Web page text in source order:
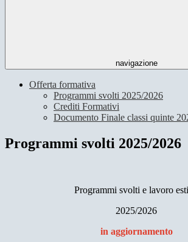
navigazione
Offerta formativa
Programmi svolti 2025/2026
Crediti Formativi
Documento Finale classi quinte
Programmi svolti 2025/2026
Programmi svolti e lavoro
2025/2026
in aggiornamento